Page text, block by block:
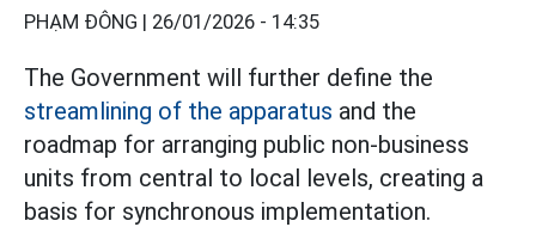
PHẠM ĐÔNG | 26/01/2026 - 14:35
The Government will further define the
streamlining of the apparatus and the
roadmap for arranging public non-business
units from central to local levels, creating a
basis for synchronous implementation.